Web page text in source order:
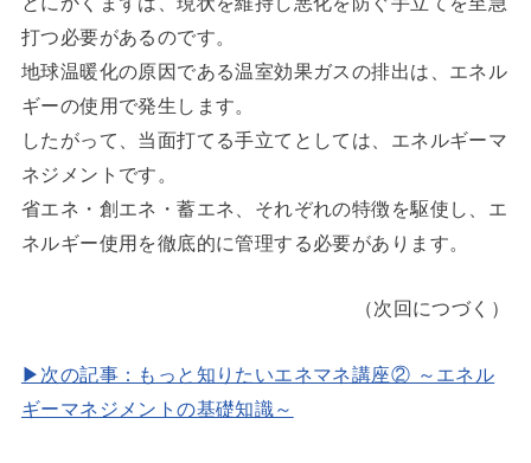
打つ必要があるのです。
地球温暖化の原因である温室効果ガスの排出は、エネル
ギーの使用で発生します。
したがって、当面打てる手立てとしては、エネルギーマ
ネジメントです。
省エネ・創エネ・蓄エネ、それぞれの特徴を駆使し、エ
ネルギー使用を徹底的に管理する必要があります。
（次回につづく）
▶次の記事：もっと知りたいエネマネ講座② ～エネル
ギーマネジメントの基礎知識～